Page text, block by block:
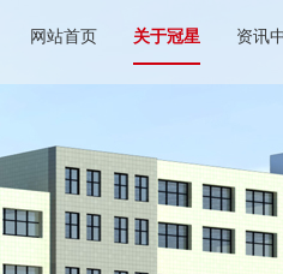
网站首页 关于冠星 资讯